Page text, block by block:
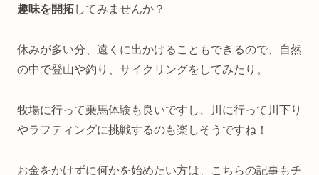
趣味を開拓してみませんか？
休みが多い分、遠くに出かけることもできるので、自然
の中で登山や釣り、サイクリングをしてみたり。
牧場に行って乗馬体験も良いですし、川に行って川下り
やラフティングに挑戦するのも楽しそうですね！
お金をかけずに何かを始めたい方は、こちらの記事もチ